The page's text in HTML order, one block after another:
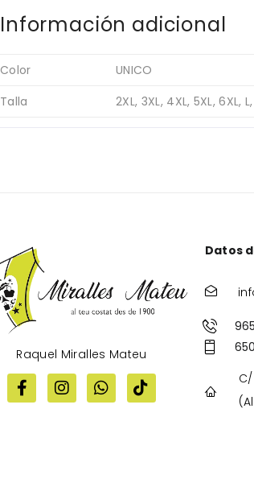
Información adicional
Color
UNICO
Talla
2XL, 3XL, 4XL, 5XL, 6XL,
Raquel Miralles Mateu
Datos